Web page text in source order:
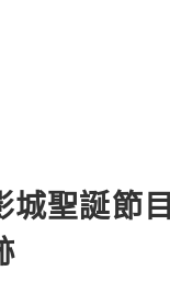
城聖誕節